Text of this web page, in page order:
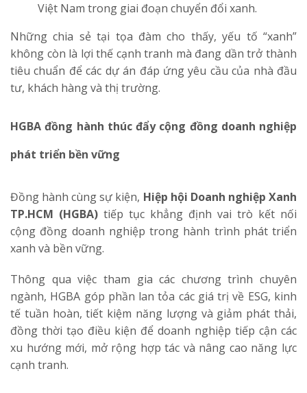
Việt Nam trong giai đoạn chuyển đổi xanh.
Những chia sẻ tại tọa đàm cho thấy, yếu tố “xanh”
không còn là lợi thế cạnh tranh mà đang dần trở thành
tiêu chuẩn để các dự án đáp ứng yêu cầu của nhà đầu
tư, khách hàng và thị trường.
HGBA đồng hành thúc đẩy cộng đồng doanh nghiệp
phát triển bền vững
Đồng hành cùng sự kiện, Hiệp hội Doanh nghiệp Xanh
TP.HCM (HGBA) tiếp tục khẳng định vai trò kết nối
cộng đồng doanh nghiệp trong hành trình phát triển
xanh và bền vững.
Thông qua việc tham gia các chương trình chuyên
ngành, HGBA góp phần lan tỏa các giá trị về ESG, kinh
tế tuần hoàn, tiết kiệm năng lượng và giảm phát thải,
đồng thời tạo điều kiện để doanh nghiệp tiếp cận các
xu hướng mới, mở rộng hợp tác và nâng cao năng lực
cạnh tranh.